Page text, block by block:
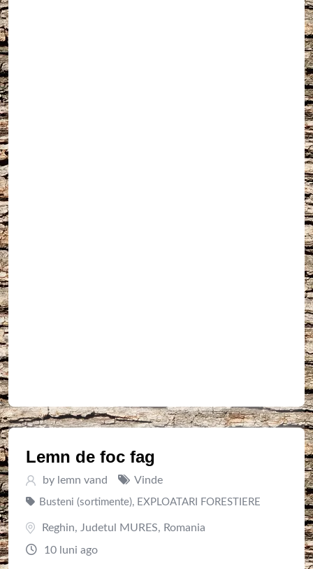
Lemn de foc fag
by lemn vand Vinde
Busteni (sortimente), EXPLOATARI FORESTIERE
Reghin, Judetul MURES, Romania
10 luni ago